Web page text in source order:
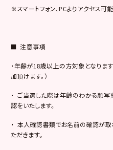
※スマートフォン、PCよりアクセス可能
■ 注意事項
・年齢が18歳以上の方対象となりま
加頂けます。）
・ ご当選した際は年齢のわかる顔
認をいたします。
・ 本人確認書類でお名前の確認が
ただきます。